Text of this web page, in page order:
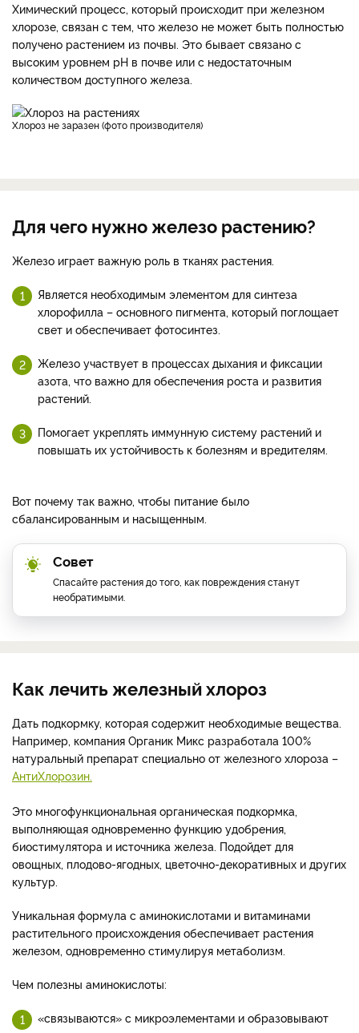
Химический процесс, который происходит при железном
хлорозе, связан с тем, что железо не может быть полностью
получено растением из почвы. Это бывает связано с
высоким уровнем pH в почве или с недостаточным
количеством доступного железа.
Хлороз не заразен (фото производителя)
Для чего нужно железо растению?
Железо играет важную роль в тканях растения.
Является необходимым элементом для синтеза
хлорофилла – основного пигмента, который поглощает
свет и обеспечивает фотосинтез.
Железо участвует в процессах дыхания и фиксации
азота, что важно для обеспечения роста и развития
растений.
Помогает укреплять иммунную систему растений и
повышать их устойчивость к болезням и вредителям.
Вот почему так важно, чтобы питание было
сбалансированным и насыщенным.
Совет
Спасайте растения до того, как повреждения станут
необратимыми.
Как лечить железный хлороз
Дать подкормку, которая содержит необходимые вещества.
Например, компания Органик Микс разработала 100%
натуральный препарат специально от железного хлороза –
АнтиХлорозин.
Это многофункциональная органическая подкормка,
выполняющая одновременно функцию удобрения,
биостимулятора и источника железа. Подойдет для
овощных, плодово-ягодных, цветочно-декоративных и других
культур.
Уникальная формула с аминокислотами и витаминами
растительного происхождения обеспечивает растения
железом, одновременно стимулируя метаболизм.
Чем полезны аминокислоты:
«связываются» с микроэлементами и образовывают